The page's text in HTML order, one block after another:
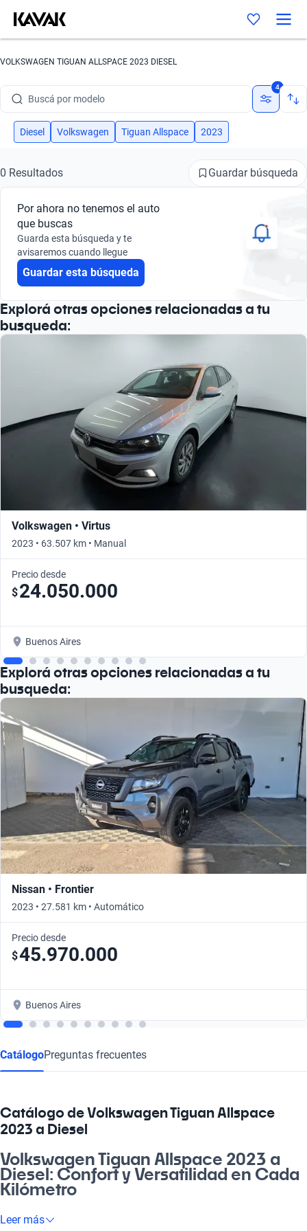
VOLKSWAGEN TIGUAN ALLSPACE 2023 DIESEL
Buscá por modelo
Buscá por versión
Buscá por marca
Buscá por modelo
Buscá por versión
4
Diesel Volkswagen Tiguan Allspace 2023
0 Resultados Guardar búsqueda
Por ahora no tenemos el auto
que buscas
Guarda esta búsqueda y te
avisaremos cuando llegue
Guardar esta búsqueda
Explorá otras opciones relacionadas a tu
busqueda:
Volkswagen • Virtus
2023 • 63.507 km • Manual
Precio desde
$24.050.000
Buenos Aires
Explorá otras opciones relacionadas a tu
busqueda:
Nissan • Frontier
2023 • 27.581 km • Automático
Precio desde
$45.970.000
Buenos Aires
CatálogoPreguntas frecuentes
Catálogo de Volkswagen Tiguan Allspace
2023 a Diesel
Volkswagen Tiguan Allspace 2023 a
Diesel: Confort y Versatilidad en Cada
Kilómetro
¡Mirá lo que el Volkswagen Tiguan Allspace 2023 a Diesel
Leer más